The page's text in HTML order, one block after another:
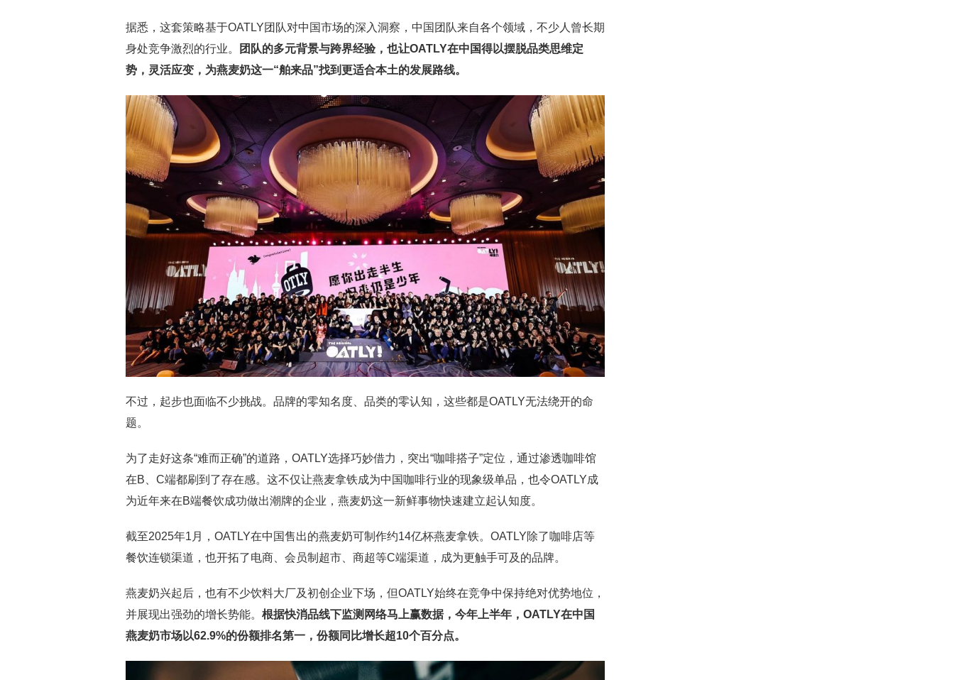
据悉，这套策略基于OATLY团队对中国市场的深入洞察，中国团队来自各个领域，不少人曾长期
身处竞争激烈的行业。
团队的多元背景与跨界经验，也让OATLY在中国得以摆脱品类思维定
势，灵活应变，为燕麦奶这一“舶来品”找到更适合本土的发展路线。
不过，起步也面临不少挑战。品牌的零知名度、品类的零认知，这些都是OATLY无法绕开的命
题。
为了走好这条“难而正确”的道路，OATLY选择巧妙借力，突出“咖啡搭子”定位，通过渗透咖啡馆
在B、C端都刷到了存在感。这不仅让燕麦拿铁成为中国咖啡行业的现象级单品，也令OATLY成
为近年来在B端餐饮成功做出潮牌的企业，燕麦奶这一新鲜事物快速建立起认知度。
截至2025年1月，OATLY在中国售出的燕麦奶可制作约14亿杯燕麦拿铁。OATLY除了咖啡店等
餐饮连锁渠道，也开拓了电商、会员制超市、商超等C端渠道，成为更触手可及的品牌。
燕麦奶兴起后，也有不少饮料大厂及初创企业下场，但OATLY始终在竞争中保持绝对优势地位，
并展现出强劲的增长势能。 根据快消品线下监测网络马上赢数据，今年上半年， OATLY在中国
燕麦奶市场以62.9%的份额排名第一，份额同比增长超10个百分点。